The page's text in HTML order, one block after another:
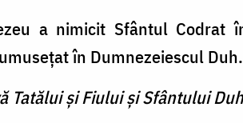
a nimicit Sfântul Codrat
în Dumnezeiescul Duh.
Tatălui şi Fiului şi Sfântului